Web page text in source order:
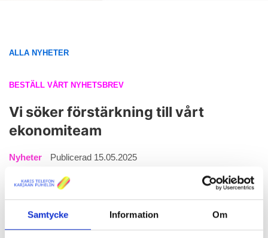
Samtycke Information Om
ALLA NYHETER
BESTÄLL VÅRT NYHETSBREV
Vi söker förstärkning till vårt
ekonomiteam
Nyheter Publicerad 15.05.2025
Vi letar efter en mångsidig och självgående person till vårt
ekonomiteam. Arbetets innehåll och ansvarsområden kan
anpassas enligt din erfarenhet och dina intressen – så du kan
vara antingen i början av din karriär eller ha samlat på dig mer
rutin från tidigare jobb. Det här är en fin möjlighet för dig som
uppskattar varierande arbetsdagar och vill utveckla dina